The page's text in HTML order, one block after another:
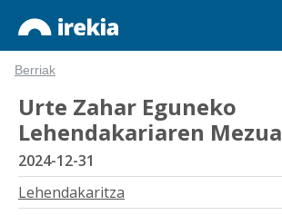
Berriak
Urte Zahar Eguneko
Lehendakariaren Mezua
2024-12-31
Lehendakaritza